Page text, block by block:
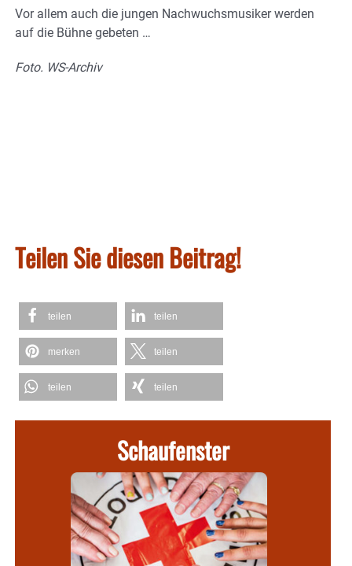
Vor allem auch die jungen Nachwuchsmusiker werden
auf die Bühne gebeten …
Foto. WS-Archiv
Teilen Sie diesen Beitrag!
teilen teilen
merken teilen
teilen teilen
Schaufenster